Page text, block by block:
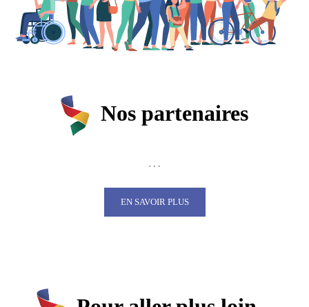
Nos partenaires
…
EN SAVOIR PLUS